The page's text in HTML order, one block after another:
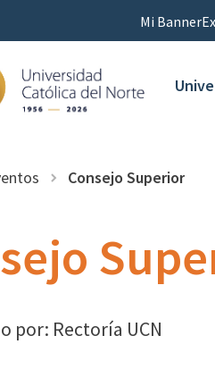
Mi Banner
Consejo Superior
por: Rectoría UCN